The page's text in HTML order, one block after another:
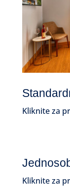
Kliknite za
Kliknite za